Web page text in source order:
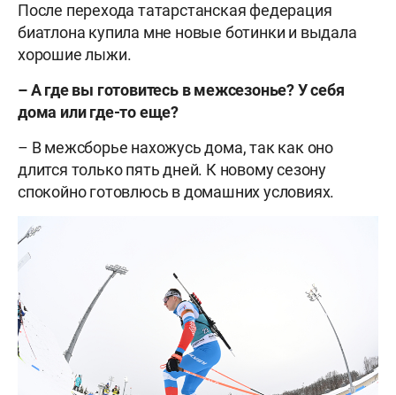
После перехода татарстанская федерация
биатлона купила мне новые ботинки и выдала
хорошие лыжи.
– А где вы готовитесь в межсезонье? У себя
дома или где-то еще?
– В межсборье нахожусь дома, так как оно
длится только пять дней. К новому сезону
спокойно готовлюсь в домашних условиях.